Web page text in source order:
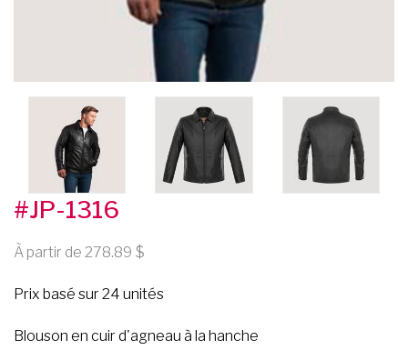
#JP-1316
À partir de 278.89
Prix basé sur 24 unités
Blouson en cuir d'agneau à la hanche